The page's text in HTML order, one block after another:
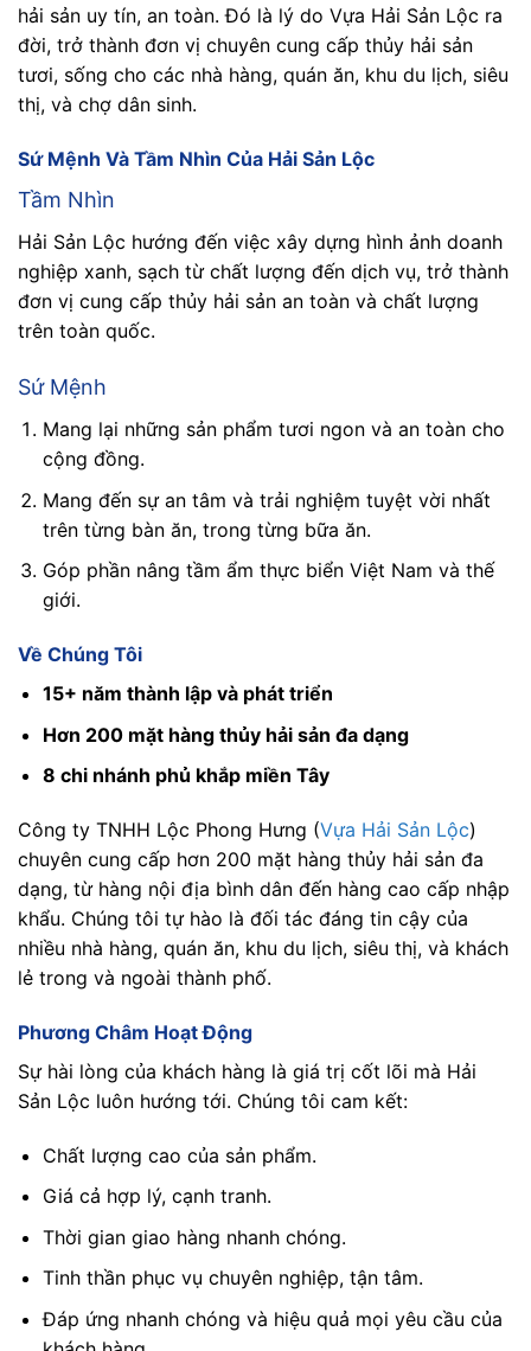
hải sản uy tín, an toàn. Đó là lý do Vựa Hải Sản Lộc ra
đời, trở thành đơn vị chuyên cung cấp thủy hải sản
tươi, sống cho các nhà hàng, quán ăn, khu du lịch, siêu
thị, và chợ dân sinh.
Sứ Mệnh Và Tầm Nhìn Của Hải Sản Lộc
Tầm Nhìn
Hải Sản Lộc hướng đến việc xây dựng hình ảnh doanh
nghiệp xanh, sạch từ chất lượng đến dịch vụ, trở thành
đơn vị cung cấp thủy hải sản an toàn và chất lượng
trên toàn quốc.
Sứ Mệnh
Mang lại những sản phẩm tươi ngon và an toàn cho
cộng đồng.
Mang đến sự an tâm và trải nghiệm tuyệt vời nhất
trên từng bàn ăn, trong từng bữa ăn.
Góp phần nâng tầm ẩm thực biển Việt Nam và thế
giới.
Về Chúng Tôi
15+ năm thành lập và phát triển
Hơn 200 mặt hàng thủy hải sản đa dạng
8 chi nhánh phủ khắp miền Tây
Công ty TNHH Lộc Phong Hưng (Vựa Hải Sản Lộc)
chuyên cung cấp hơn 200 mặt hàng thủy hải sản đa
dạng, từ hàng nội địa bình dân đến hàng cao cấp nhập
khẩu. Chúng tôi tự hào là đối tác đáng tin cậy của
nhiều nhà hàng, quán ăn, khu du lịch, siêu thị, và khách
lẻ trong và ngoài thành phố.
Phương Châm Hoạt Động
Sự hài lòng của khách hàng là giá trị cốt lõi mà Hải
Sản Lộc luôn hướng tới. Chúng tôi cam kết:
Chất lượng cao của sản phẩm.
Giá cả hợp lý, cạnh tranh.
Thời gian giao hàng nhanh chóng.
Tinh thần phục vụ chuyên nghiệp, tận tâm.
Đáp ứng nhanh chóng và hiệu quả mọi yêu cầu của